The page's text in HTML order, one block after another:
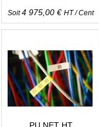
Soit4 975,00 € HT/Cent